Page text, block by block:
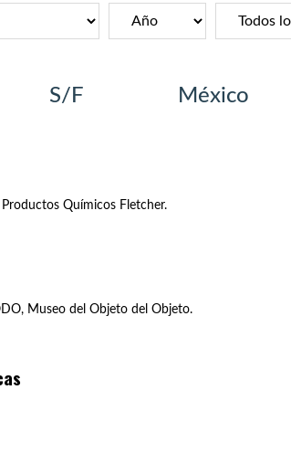
S/F México
Productos Químicos Fletcher.
Museo del Objeto del Objeto.